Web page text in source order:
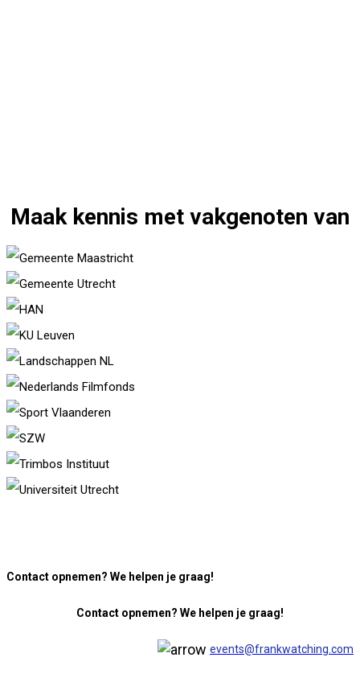
Maak kennis met vakgenoten van
Contact opnemen? We helpen je graag!
Contact opnemen? We helpen je graag!
events@frankwatching.com